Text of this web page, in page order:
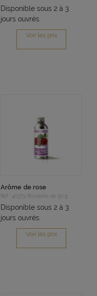
Disponible sous 2 à 3
jours ouvrés.
Voir les prix
Arôme de rose
Réf : 40373/Bouteille de 50 g
Disponible sous 2 à 3
jours ouvrés.
Voir les prix